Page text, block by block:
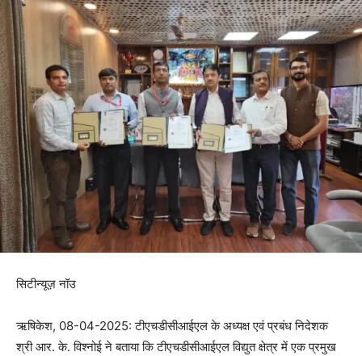
सिटीन्यूज़ नॉउ
ऋषिकेश, 08-04-2025: टीएचडीसीआईएल के अध्यक्ष एवं प्रबंध निदेशक
श्री आर. के. विश्नोई ने बताया कि टीएचडीसीआईएल विद्युत क्षेत्र में एक प्रमुख